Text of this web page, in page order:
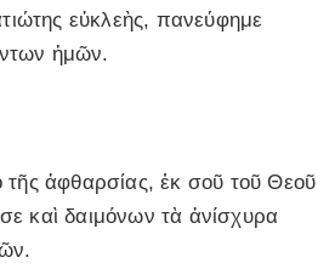
εὐκλεὴς, πανεύφημε
ἡμῶν.
τῆς ἀφθαρσίας, ἐκ σοῦ τοῦ Θεοῦ
καὶ δαιμόνων τὰ ἀνίσχυρα